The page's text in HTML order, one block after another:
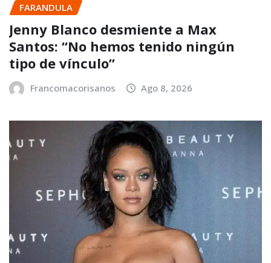
FARANDULA
Jenny Blanco desmiente a Max
Santos: “No hemos tenido ningún
tipo de vínculo”
Francomacorisanos Ago 8, 2026